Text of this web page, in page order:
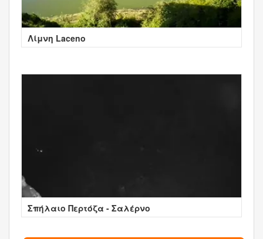
Λίμνη Laceno
Σπήλαιο Περτόζα - Σαλέρνο